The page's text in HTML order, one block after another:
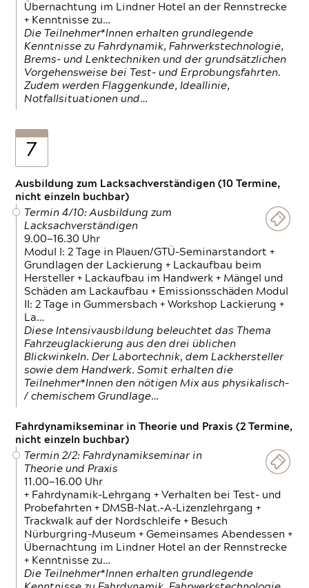
Übernachtung im Lindner Hotel an der Rennstrecke
+ Kenntnisse zu…
Die Teilnehmer*Innen erhalten grundlegende
Kenntnisse zu Fahrdynamik, Fahrwerkstechnologie,
Brems- und Lenktechniken und der grundsätzlichen
Vorgehensweise bei Test- und Erprobungsfahrten.
Zudem werden Flaggenkunde, Ideallinie,
Notfallsituationen und…
7
Ausbildung zum Lacksachverständigen (10 Termine,
nicht einzeln buchbar)
Termin 4/10: Ausbildung zum
Lacksachverständigen
9.00—16.30 Uhr
Modul I: 2 Tage in Plauen/GTÜ-Seminarstandort +
Grundlagen der Lackierung + Lackaufbau beim
Hersteller + Lackaufbau im Handwerk + Mängel und
Schäden am Lackaufbau + Emissionsschäden Modul
II: 2 Tage in Gummersbach + Workshop Lackierung +
La…
Diese Intensivausbildung beleuchtet das Thema
Fahrzeuglackierung aus den drei üblichen
Blickwinkeln. Der Labortechnik, dem Lackhersteller
sowie dem Handwerk. Somit erhalten die
Teilnehmer*Innen den nötigen Mix aus physikalisch-
/ chemischem Grundlage…
Fahrdynamikseminar in Theorie und Praxis (2 Termine,
nicht einzeln buchbar)
Termin 2/2: Fahrdynamikseminar in
Theorie und Praxis
11.00—16.00 Uhr
+ Fahrdynamik-Lehrgang + Verhalten bei Test- und
Probefahrten + DMSB-Nat.-A-Lizenzlehrgang +
Trackwalk auf der Nordschleife + Besuch
Nürburgring-Museum + Gemeinsames Abendessen +
Übernachtung im Lindner Hotel an der Rennstrecke
+ Kenntnisse zu…
Die Teilnehmer*Innen erhalten grundlegende